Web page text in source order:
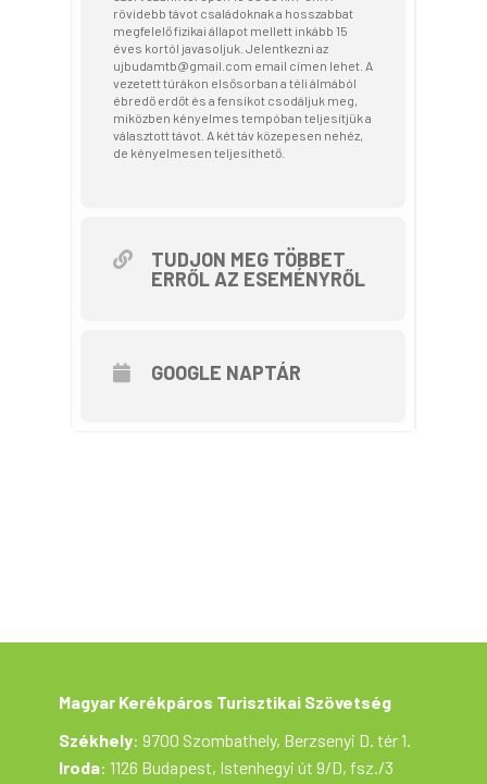
rövidebb távot családoknak a hosszabbat
megfelelő fizikai állapot mellett inkább 15
éves kortól javasoljuk. Jelentkezni az
ujbudamtb@gmail.com email címen lehet. A
vezetett túrákon elsősorban a téli álmából
ébredő erdőt és a fensíkot csodáljuk meg,
miközben kényelmes tempóban teljesítjük a
választott távot. A két táv közepesen nehéz,
de kényelmesen teljesíthető.
TUDJON MEG TÖBBET
ERRŐL AZ ESEMÉNYRŐL
GOOGLE NAPTÁR
Magyar Kerékpáros Turisztikai Szövetség
Székhely: 9700 Szombathely, Berzsenyi D. tér 1.
Iroda: 1126 Budapest, Istenhegyi út 9/D, fsz./3